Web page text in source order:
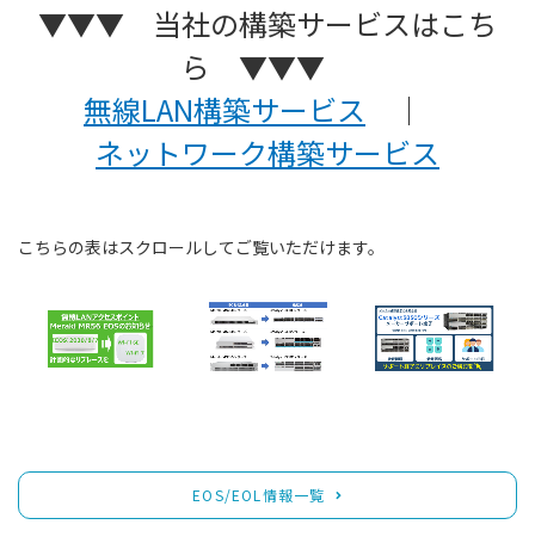
▼▼▼ 当社の構築サービスはこち
ら ▼▼▼
無線LAN構築サービス ｜
ネットワーク構築サービス
EOS/EOL情報一覧